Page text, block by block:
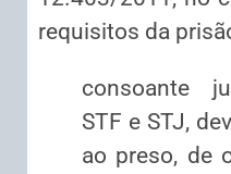
requisitos da
consoante
STF e STJ,
ao preso, de